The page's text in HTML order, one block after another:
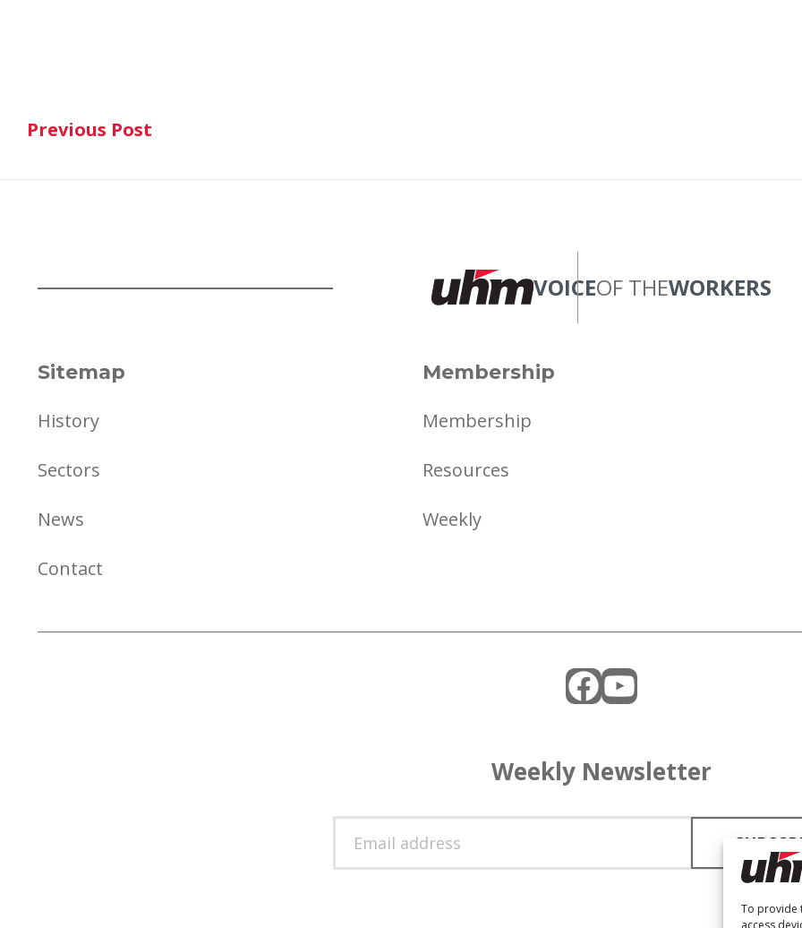
To provide
access
navigation
Previous Post
Previous Post
VOICEOF THEWORKERS
Sitemap
History
Sectors
News
Contact
Membership
Membership
Resources
Weekly
Facebook
YouTube
Weekly Newsletter